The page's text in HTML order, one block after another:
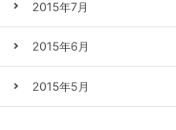
2015年7月
2015年6月
2015年5月